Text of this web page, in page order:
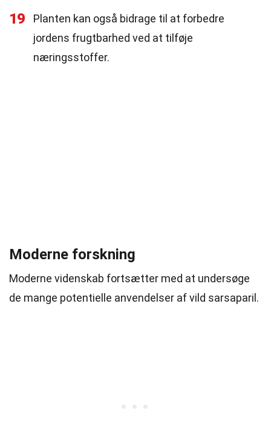
19
Planten kan også bidrage til at forbedre
jordens frugtbarhed ved at tilføje
næringsstoffer.
Moderne forskning
Moderne videnskab fortsætter med at undersøge
de mange potentielle anvendelser af vild sarsaparil.